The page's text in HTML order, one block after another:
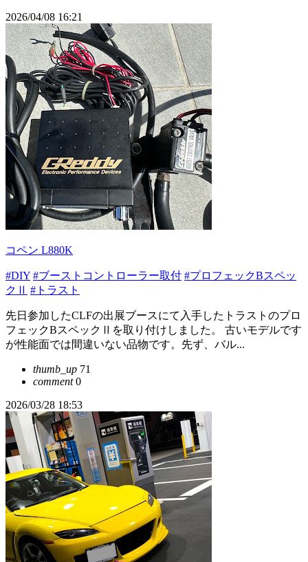
2026/04/08 16:21
コペン L880K
#DIY #ブーストコントローラー取付 #プロフェックBスペッ
クⅡ #トラスト
先日参加したCLFの出展ブースにて入手したトラストのプロ
フェックBスペックⅡを取り付けしました。 古いモデルです
が性能面では間違いない品物です。先ず、バル...
thumb_up 71
comment0
2026/03/28 18:53